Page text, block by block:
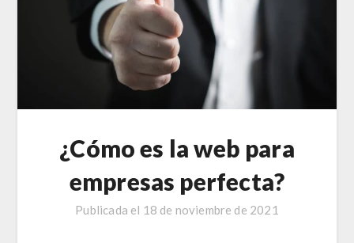
¿Cómo es la web para
empresas perfecta?
Publicada el 18 de noviembre de 2021